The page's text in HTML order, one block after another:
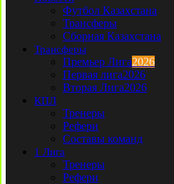
Футбол Казахстана
Трансферы
Сборная Казахстана
Трансферы
Премьер Лига2026
Первая лига2026
Вторая Лига2026
КПЛ
Тренеры
Рефери
Составы команд
1 Лига
Тренеры
Рефери